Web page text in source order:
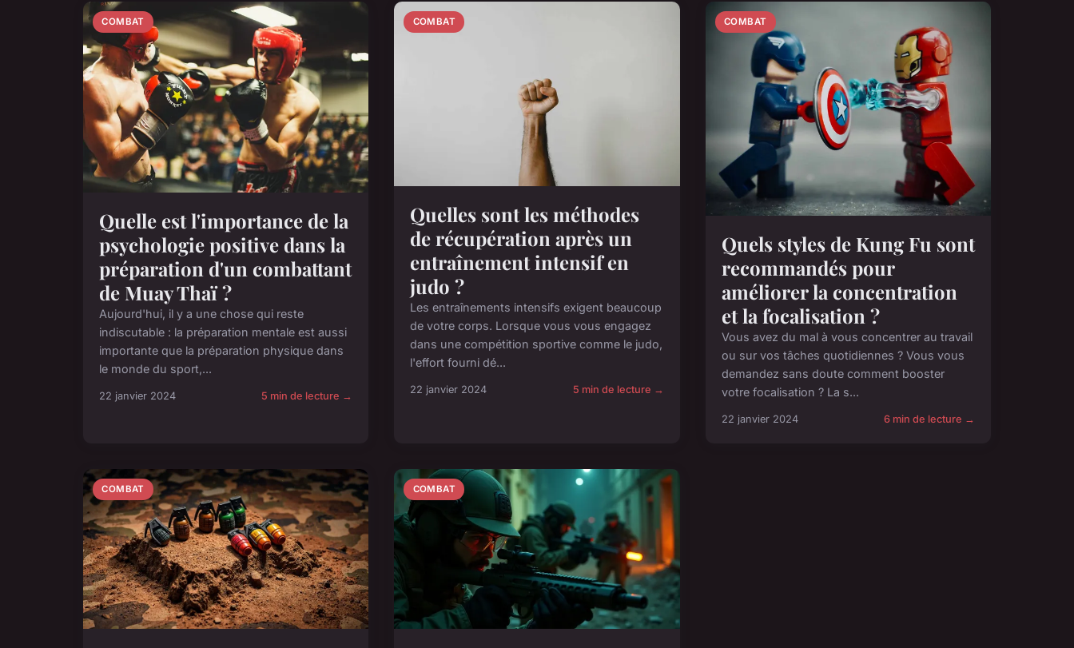
COMBAT
Quelle est l'importance de la
psychologie positive dans la
préparation d'un combattant
de Muay Thaï ?
Aujourd'hui, il y a une chose qui reste
indiscutable : la préparation mentale est aussi
importante que la préparation physique dans
le monde du sport,...
22 janvier 2024 5 min de lecture →
COMBAT
Quelles sont les méthodes
de récupération après un
entraînement intensif en
judo ?
Les entraînements intensifs exigent beaucoup
de votre corps. Lorsque vous vous engagez
dans une compétition sportive comme le judo,
l'effort fourni dé...
22 janvier 2024 5 min de lecture →
COMBAT
Quels styles de Kung Fu sont
recommandés pour
améliorer la concentration
et la focalisation ?
Vous avez du mal à vous concentrer au travail
ou sur vos tâches quotidiennes ? Vous vous
demandez sans doute comment booster
votre focalisation ? La s...
22 janvier 2024 6 min de lecture →
COMBAT COMBAT